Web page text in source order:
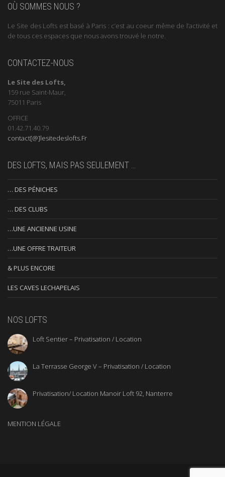
OÙ SOMMES NOUS ?
Le Site des Lofts est basé à Paris : c’est au coeur même de l’activité et
de tous ces espaces que nous avons trouvé le notre.
CONTACTEZ-NOUS
Le Site des Lofts,
159 rue Saint-Maur,
75011 Paris
OFFICE
01.42.71.40.79
contact[@]lesitedeslofts.Fr
DES LOFTS, MAIS PAS SEULEMENT …
… DES PÉNICHES
… DES CLUBS
…UNE ANCIENNE USINE
…UNE OFFRE TRAITEUR
& PLUS ENCORE
LES CAVES LECHAPELAIS
NOS LOFTS
Loft Sentier – Privatisation / Location
La Terrasse George V – Privatisation / Location
Privatisation/ Location Manoir Loft 92, Nanterre
MENTION LÉGALE